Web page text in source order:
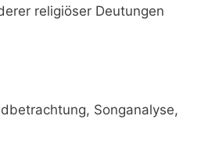
reli­giö­ser Deu­tun­gen
Song­ana­ly­se,